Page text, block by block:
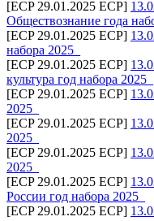
[ECP 29.01.2025 ECP]
Обществознание года
[ECP 29.01.2025 ECP]
набора 2025_
[ECP 29.01.2025 ECP]
культура год набора 2025_
[ECP 29.01.2025 ECP]
2025_
[ECP 29.01.2025 ECP]
2025_
[ECP 29.01.2025 ECP]
2025_
[ECP 29.01.2025 ECP]
России год набора 2025_
[ECP 29.01.2025 ECP]